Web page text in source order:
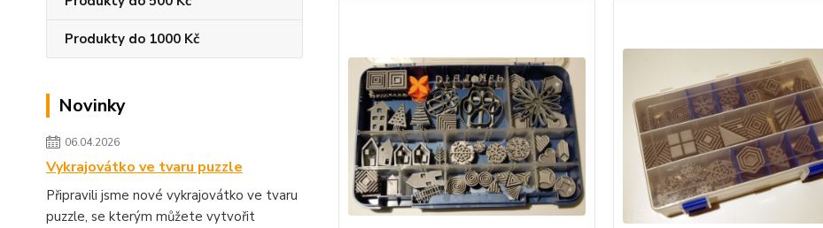
Produkty do 1000 Kč
Novinky
06.04.2026
Vykrajovátko ve tvaru puzzle
Připravili jsme nové vykrajovátko ve tvaru
puzzle, se kterým můžete vytvořit